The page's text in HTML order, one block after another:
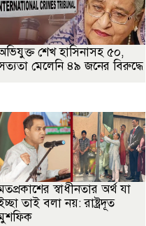
শেখ হাসিনাসহ ৫০,
মেলেনি ৪৯ জনের বিরুদ্ধে
স্বাধীনতার অর্থ যা
তাই বলা নয়: রাষ্ট্রদূত